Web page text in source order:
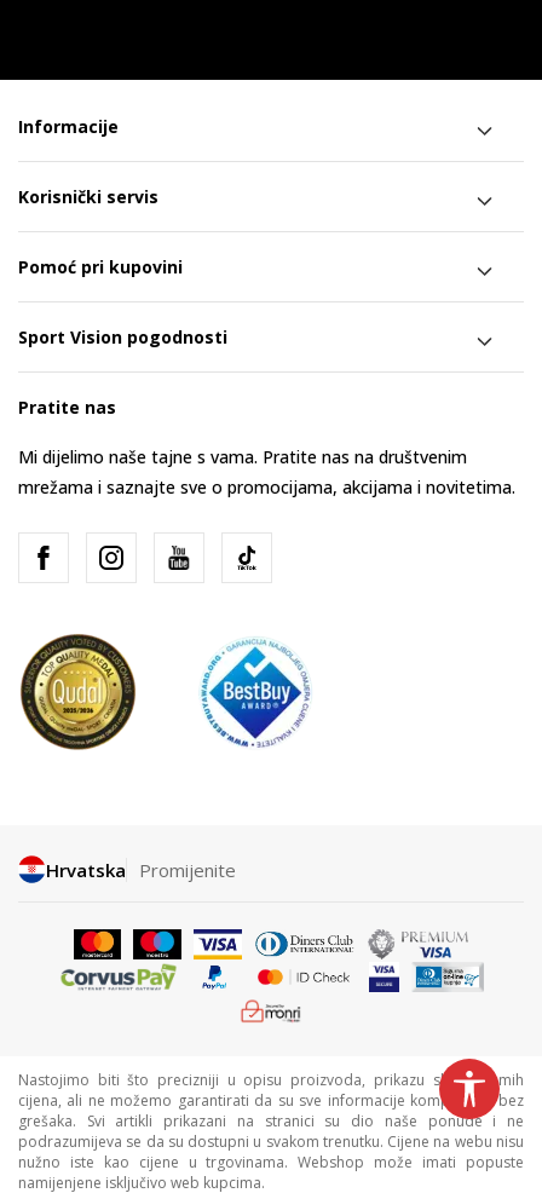
Informacije
Korisnički servis
Pomoć pri kupovini
Sport Vision pogodnosti
Pratite nas
Mi dijelimo naše tajne s vama. Pratite nas na društvenim
mrežama i saznajte sve o promocijama, akcijama i novitetima.
Hrvatska Promijenite
Nastojimo biti što precizniji u opisu proizvoda, prikazu slika i samih
cijena, ali ne možemo garantirati da su sve informacije kompletne i bez
grešaka. Svi artikli prikazani na stranici su dio naše ponude i ne
podrazumijeva se da su dostupni u svakom trenutku. Cijene na webu nisu
nužno iste kao cijene u trgovinama. Webshop može imati popuste
namijenjene isključivo web kupcima.